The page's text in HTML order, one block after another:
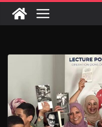
destinada a
en una
marroquí-